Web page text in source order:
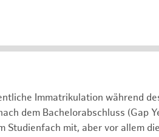
Immatrikulation während
dem Bachelorabschluss (Gap
Studienfach mit, aber vor allem die